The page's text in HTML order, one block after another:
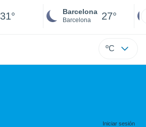
31° Barcelona
Barcelona 27°
ºC
Iniciar sesión